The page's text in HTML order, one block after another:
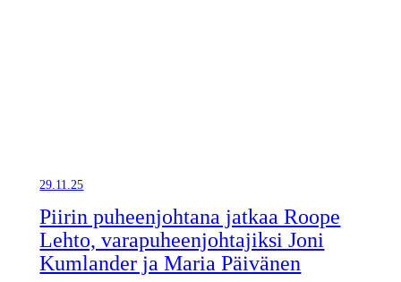
29.11.25
Piirin puheenjohtana jatkaa Roope
Lehto, varapuheenjohtajiksi Joni
Kumlander ja Maria Päivänen